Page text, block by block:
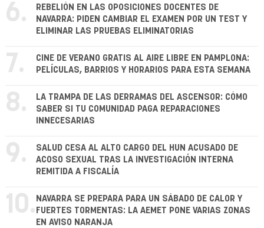
6.
REBELIÓN EN LAS OPOSICIONES DOCENTES DE
NAVARRA: PIDEN CAMBIAR EL EXAMEN POR UN TEST Y
ELIMINAR LAS PRUEBAS ELIMINATORIAS
7.
CINE DE VERANO GRATIS AL AIRE LIBRE EN PAMPLONA:
PELÍCULAS, BARRIOS Y HORARIOS PARA ESTA SEMANA
8.
LA TRAMPA DE LAS DERRAMAS DEL ASCENSOR: CÓMO
SABER SI TU COMUNIDAD PAGA REPARACIONES
INNECESARIAS
9.
SALUD CESA AL ALTO CARGO DEL HUN ACUSADO DE
ACOSO SEXUAL TRAS LA INVESTIGACIÓN INTERNA
REMITIDA A FISCALÍA
10. NAVARRA SE PREPARA PARA UN SÁBADO DE CALOR Y
FUERTES TORMENTAS: LA AEMET PONE VARIAS ZONAS
EN AVISO NARANJA